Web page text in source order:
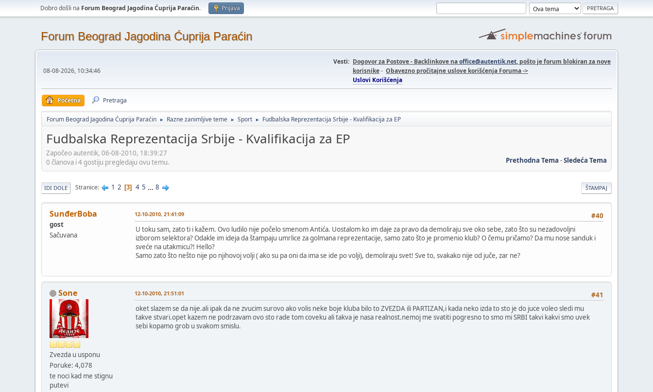
Dobro došli na Forum Beograd Jagodina Ćuprija Paraćin. Prijava
Forum Beograd Jagodina Ćuprija Paraćin
08-08-2026, 10:34:46
Vesti: Dogovor za Postove - Backlinkove naoffice@autentik.net, pošto je forum blokiran za nove
korisnike- Obavezno pročitajne uslove korišćenja Foruma ->
Uslovi Korišćenja
Početna Pretraga
Forum Beograd Jagodina Ćuprija Paraćin ► Razne zanimljive teme ► Sport ► Fudbalska Reprezentacija Srbije - Kvalifikacija za EP
Fudbalska Reprezentacija Srbije - Kvalifikacija za EP
Započeo autentik, 06-08-2010, 18:39:27
Prethodna Tema -Sledeća Tema
0 članova i 4 gostiju pregledaju ovu temu.
ŠTAMPAJ
IDI DOLE Stranice 1 2 3 4 5 ... 8
SunđerBoba
gost
Sačuvana
#40
12-10-2010, 21:41:09
U toku sam, zato ti i kažem. Ovo ludilo nije počelo smenom Antića. Uostalom ko im daje za pravo da demoliraju sve oko sebe, zato što su nezadovoljni
izborom selektora? Odakle im ideja da štampaju umrlice za golmana reprezentacije, samo zato što je promenio klub? O čemu pričamo? Da mu nose sanduk i
sveće na utakmicu?! Hello?
Samo zato što nešto nije po njihovoj volji ( ako su pa oni da ima se ide po volji), demoliraju svet! Sve to, svakako nije od juče, zar ne?
Sone
Zvezda u usponu
Poruke: 4,078
te noci kad me stignu
putevi
#41
12-10-2010, 21:51:01
oket slazem se da nije.ali ipak da ne zvucim surovo ako volis neke boje kluba bilo to ZVEZDA ili PARTIZAN,i kada neko izda to sto je do juce voleo sledi mu
takve stvari.opet kazem ne podrzavam ovo sto rade tom coveku ali takva je nasa realnost.nemoj me svatiti pogresno to smo mi SRBI takvi kakvi smo uvek
sebi kopamo grob u svakom smislu.